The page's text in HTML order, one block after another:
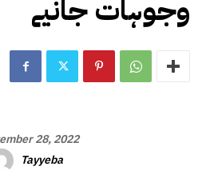
وجوہات جانیے
28, 2022
Tayyeba